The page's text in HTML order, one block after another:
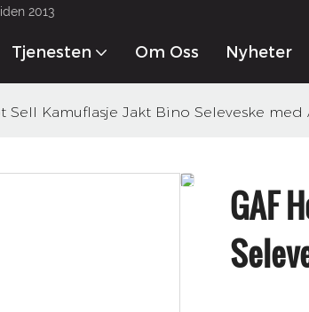
2013
Tjenesten Om Oss Nyheter
Sell Kamuflasje Jakt Bino Seleveske med
GAF